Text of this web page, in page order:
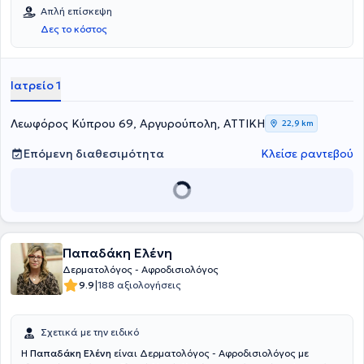
Αθηνών και ειδικεύτηκε στη Δερματολογία στο Νοσοκομείο
Δερματικών και Αφροδισίων Νόσων Αθηνών "Ανδρέας Συγγρός".
Έχει διατελέσει Επιστημονική συνεργάτης στο τμήμα Υγείας του ΙΕΚ
"Ιπποκράτης" και είναι μέλος του Ιατρικού Συλλόγου Πειραιά και
Στο ιδιωτικό της ιατρείο παρέχει πλήθος κλινικών και αισθητικών
υπηρεσιών, εξατομικευμένες για τις ανάγκες εκάστοτε ασθενούς.
Απλή επίσκεψη
Δες το κόστος
Ιατρείο 1
Λεωφόρος Κύπρου 69, Αργυρούπολη, ΑΤΤΙΚΗ 22,9 km
Επόμενη διαθεσιμότητα Κλείσε ραντεβού
Παπαδάκη Ελένη
Δερματολόγος - Αφροδισιολόγος
9.9|188 αξιολογήσεις
Σχετικά με την ειδικό
Η Παπαδάκη Ελένη είναι Δερματολόγος - Αφροδισιολόγος με